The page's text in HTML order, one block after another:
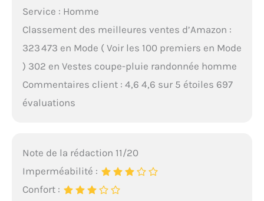
Service : Homme
Classement des meilleures ventes d’Amazon :
323 473 en Mode ( Voir les 100 premiers en Mode
) 302 en Vestes coupe-pluie randonnée homme
Commentaires client : 4,6 4,6 sur 5 étoiles 697
évaluations
Note de la rédaction 11/20
Imperméabilité :
Confort :